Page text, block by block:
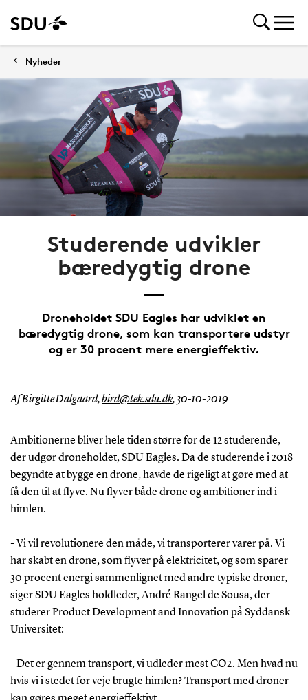
Nyheder
Studerende udvikler
bæredygtig drone
Droneholdet SDU Eagles har udviklet en
bæredygtig drone, som kan transportere udstyr
og er 30 procent mere energieffektiv.
Af Birgitte Dalgaard,bird@tek.sdu.dk, 30-10-2019
Ambitionerne bliver hele tiden større for de 12 studerende,
der udgør droneholdet, SDU Eagles. Da de studerende i 2018
begyndte at bygge en drone, havde de rigeligt at gøre med at
få den til at flyve. Nu flyver både drone og ambitioner ind i
himlen.
- Vi vil revolutionere den måde, vi transporterer varer på. Vi
har skabt en drone, som flyver på elektricitet, og som sparer
30 procent energi sammenlignet med andre typiske droner,
siger SDU Eagles holdleder, André Rangel de Sousa, der
studerer Product Development and Innovation på Syddansk
Universitet:
- Det er gennem transport, vi udleder mest CO2. Men hvad nu
hvis vi i stedet for veje brugte himlen? Transport med droner